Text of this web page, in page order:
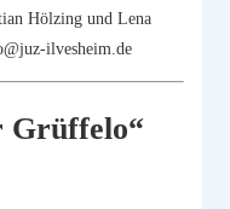
Hölzing und Lena
ilvesheim.de
Grüffelo“